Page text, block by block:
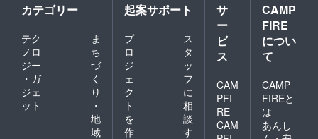
カテゴリー
テク
ノロ
ジー
・ガ
ジェ
ット
ま
ち
づ
く
り
・
地
域
起案サポート
プ
ロ
ジ
ェ
ク
ト
を
作
ス
タ
ッ
フ
に
相
談
す
サ
ー
ビ
ス
CAM
PFI
RE
CAM
CAMP
FIRE
につい
て
CAMP
FIREと
は
あんし